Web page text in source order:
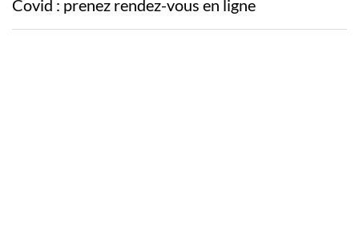
Covid : prenez rendez-vous en ligne